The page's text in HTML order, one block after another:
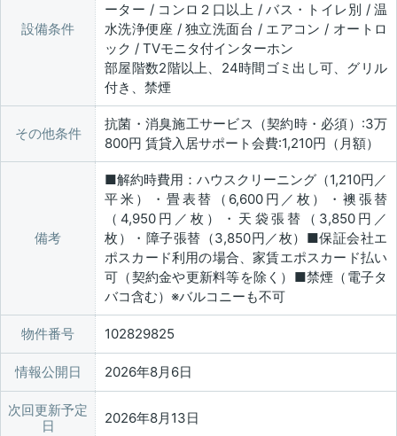
設備条件
ーター / コンロ２口以上 / バス・トイレ別 / 温
水洗浄便座 / 独立洗面台 / エアコン / オートロ
ック / TVモニタ付インターホン
部屋階数2階以上、24時間ゴミ出し可、グリル
付き、禁煙
その他条件
抗菌・消臭施工サービス（契約時・必須）:3万
800円 賃貸入居サポート会費:1,210円（月額）
備考
■解約時費用：ハウスクリーニング（1,210円／
平米）・畳表替（6,600円／枚）・襖張替
（4,950円／枚）・天袋張替（3,850円／
枚）・障子張替（3,850円／枚）■保証会社エ
ポスカード利用の場合、家賃エポスカード払い
可（契約金や更新料等を除く）■禁煙（電子タ
バコ含む）※バルコニーも不可
物件番号 102829825
情報公開日 2026年8月6日
次回更新予定
日
2026年8月13日